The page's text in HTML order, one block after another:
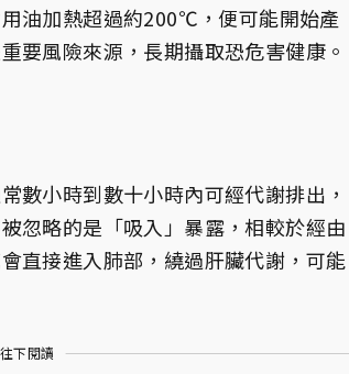
油加熱超過約200℃，便可能開始產
要風險來源，長期攝取恐危害健康。
數小時到數十小時內可經代謝排出，
忽略的是「吸入」暴露，相較於經由
直接進入肺部，繞過肝臟代謝，可能
下閱讀